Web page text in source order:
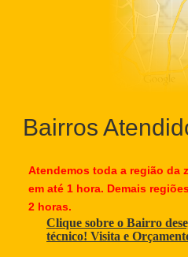
Bairros
Atendemos toda a região da
em até 1 hora. Demais
2 horas.
Clique sobre o Bairro
técnico! Visita e